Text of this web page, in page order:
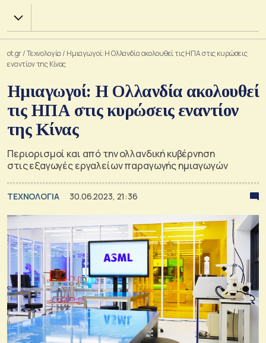
Χ.Α.
ot.gr/Τεχνολογία / Ημιαγωγοί: Η Ολλανδία ακολουθεί τις ΗΠΑ στις κυρώσεις
εναντίον της Κίνας
Ημιαγωγοί: Η Ολλανδία ακολουθεί
τις ΗΠΑ στις κυρώσεις εναντίον
της Κίνας
Περιορισμοί και από την ολλανδική κυβέρνηση
στις εξαγωγές εργαλείων παραγωγής ημιαγωγών
ΤΕΧΝΟΛΟΓΙΑ 30.06.2023, 21:36